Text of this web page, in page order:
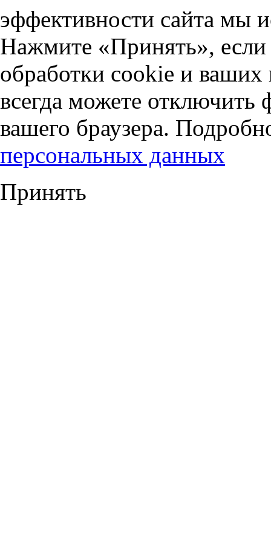
эффективности сайта мы
Нажмите «Принять», если
обработки cookie и
всегда можете отключить
вашего браузера.
персональных данных
Принять